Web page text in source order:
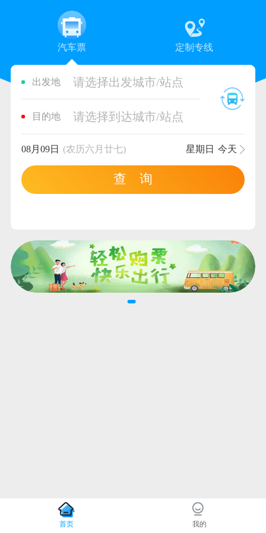
汽车票 定制专线
出发地 请选择出发城市/站点
目的地 请选择到达城市/站点
08月09日 (农历六月廿七) 星期日 今天
查 询
首页 我的